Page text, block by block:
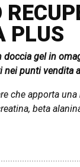
PLUS
doccia gel in
punti vendita
che apporta
beta